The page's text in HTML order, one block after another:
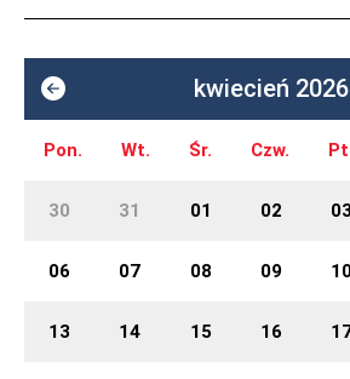
kwiecień 2026
Pon. Wt. Śr. Czw.
30 31 01 02 03
06 07 08 09
13 14 15 16